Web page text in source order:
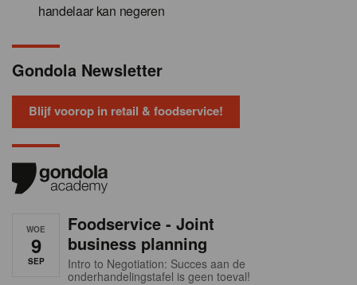
handelaar kan negeren
Gondola Newsletter
Blijf voorop in retail & foodservice!
WOE
9
SEP
Foodservice - Joint
business planning
Intro to Negotiation: Succes aan de
onderhandelingstafel is geen toeval!